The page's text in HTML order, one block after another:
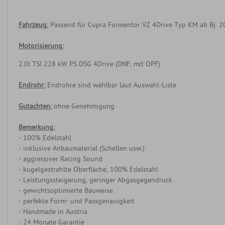
Fahrzeug:Passend für Cupra Formentor VZ 4Drive Typ KM ab Bj.
Motorisierung:
2.0l TSI 228 kW PS DSG 4Drive (DNF, mit OPF)
Endrohr:Endrohre sind wählbar laut Auswahl-Liste
Gutachten:ohne Genehmigung
Bemerkung:
- 100% Edelstahl
- inklusive Anbaumaterial (Schellen usw.)
- aggressiver Racing Sound
- kugelgestrahlte Oberfläche, 100% Edelstahl
- Leistungssteigerung, geringer Abgasgegendruck
- gewichtsoptimierte Bauweise
- perfekte Form- und Passgenauigkeit
- Handmade in Austria
- 24 Monate Garantie